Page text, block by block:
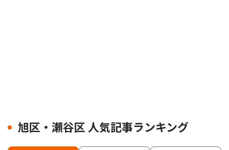
旭区・瀬谷区 人気記事ランキング